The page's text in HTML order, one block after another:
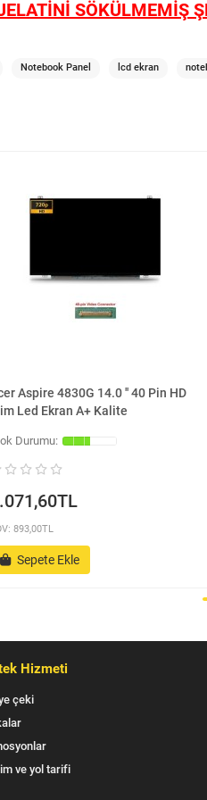
SÖKÜLMEMİŞ
Notebook Panel lcd ekran
Aspire 4830G 14.0 '' 40 Pin HD
Led Ekran A+ Kalite
893,00TL
Sepete Ekle
Hizmeti
çeki
ve yol tarifi